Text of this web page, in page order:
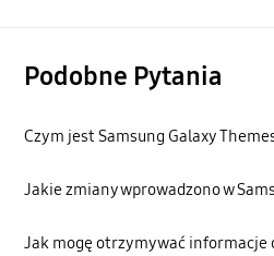
Podobne Pytania
Czym jest Samsung Galaxy
Jakie zmiany wprowadzono w
Jak mogę otrzymywać informacje